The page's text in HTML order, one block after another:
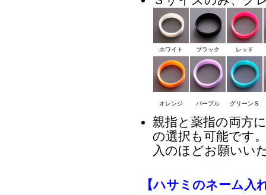
ホワイト ブラック レッド
オレンジ パープル グリーンＳ
親指と薬指の両方
の選択も可能です
入のほどお願いい
【ハサミのネーム入